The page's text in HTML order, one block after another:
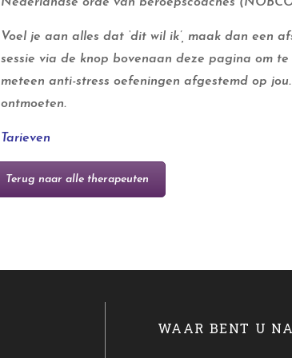
Voel je aan alles dat ‘dit wil ik’, maak dan een
sessie via de knop bovenaan deze pagina om
meteen anti-stress oefeningen afgestemd op
ontmoeten.
Tarieven
Terug naar alle therapeuten
WAAR BENT U